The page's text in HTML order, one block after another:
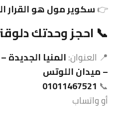
👉سكوير مول هو القرار
📞 احجز وحدتك
📍 العنوان:المنيا الجديدة
– ميدان اللوتس
📞
01011467521
أو واتساب